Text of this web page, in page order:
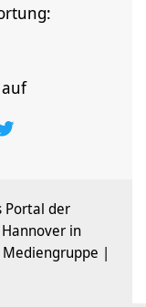
Portal der
in
|